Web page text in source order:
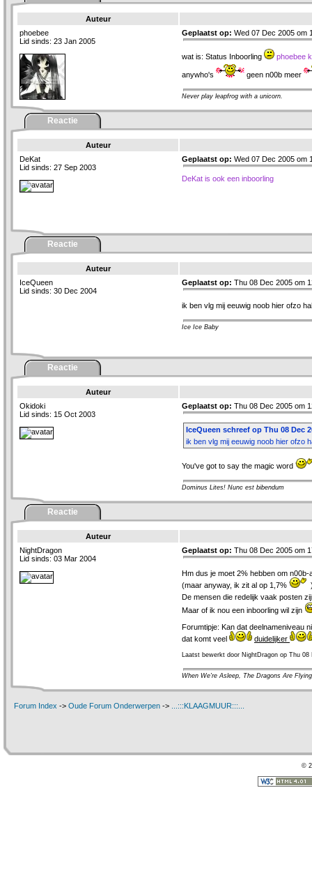
Auteur
phoebee
Lid sinds: 23 Jan 2005
Geplaatst op: Wed 07 Dec 2005 om
wat is: Status Inboorling phoebee
anywho's geen n00b meer
Never play leapfrog with a unicorn.
Reactie
Auteur
DeKat
Lid sinds: 27 Sep 2003
Geplaatst op: Wed 07 Dec 2005 om
DeKat is ook een inboorling
Reactie
Auteur
IceQueen
Lid sinds: 30 Dec 2004
Geplaatst op: Thu 08 Dec 2005 om
ik ben vlg mij eeuwig noob hier ofzo
Ice Ice Baby
Reactie
Auteur
Okidoki
Lid sinds: 15 Oct 2003
Geplaatst op: Thu 08 Dec 2005 om
IceQueen schreef op Thu 08 Dec
ik ben vlg mij eeuwig noob hier ofzo
You've got to say the magic word
Dominus Lites! Nunc est bibendum
Reactie
Auteur
NightDragon
Lid sinds: 03 Mar 2004
Geplaatst op: Thu 08 Dec 2005 om
Hm dus je moet 2% hebben om
(maar anyway, ik zit al op 1,7%
De mensen die redelijk vaak posten
Maar of ik nou een inboorling wil zijn
Forumtipje: Kan dat deelnameniveau
dat komt veel
duidelijker
Laatst bewerkt door NightDragon op Thu
When We're Asleep, The Dragons Are
Forum Index -> Oude Forum Onderwerpen -> ...:::KLAAGMUUR:::...
©